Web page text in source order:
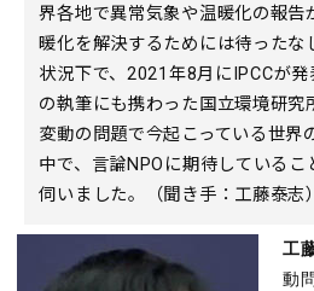
界各地で異常気象や温暖化の報告
暖化を解決するためには待ったな
状況下で、2021年8月にIPCCが
の執筆にも携わった国立環境研究
変動の問題で今起こっている世界
中で、言論NPOに期待しているこ
伺いました。（聞き手：工藤泰志）
工
動